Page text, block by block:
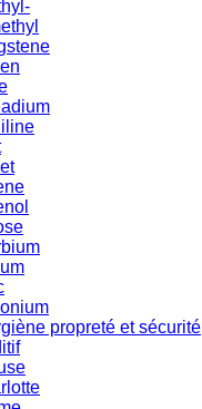
propreté et sécurité